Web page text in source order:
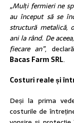
„Mulți fermieri ne
au început să se
structură metalică,
ani la rând. De
fiecare an”, declară
Bacas Farm SRL.
Costuri reale și
Deși la prima
costurile de